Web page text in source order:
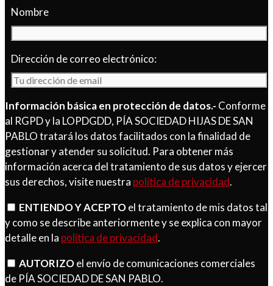
Nombre
Dirección de correo electrónico:
Información básica en protección de datos.- Conforme
al RGPD y la LOPDGDD, PÍA SOCIEDAD HIJAS DE SAN
PABLO tratará los datos facilitados con la finalidad de
gestionar y atender su solicitud. Para obtener más
información acerca del tratamiento de sus datos y ejercer
sus derechos, visite nuestra política de privacidad.
ENTIENDO Y ACEPTOel tratamiento de mis datos tal
y como se describe anteriormente y se explica con mayor
detalle en la política de privacidad.
AUTORIZOel envío de comunicaciones comerciales
de PÍA SOCIEDAD DE SAN PABLO.